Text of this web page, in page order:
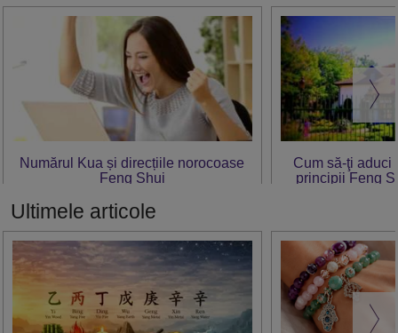
Numărul Kua și direcțiile norocoase
Feng Shui
Cum să-ţi aduci
principii Feng
Ultimele articole